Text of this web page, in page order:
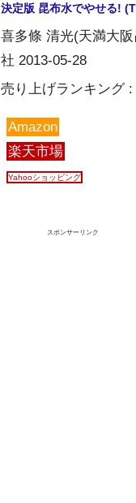
決定版 昆布水でやせる!
喜多條 清光(天満大
社 2013-05-28
売り上げランキング :
Amazon
楽天市場
Yahooショッピング
スポンサーリンク